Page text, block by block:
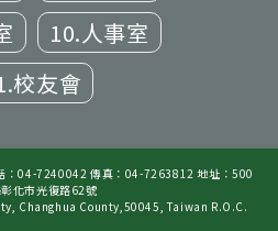
10.人事室
校友會
：04-7240042 傳真：04-7263812 地址：500
化市光復路62號
Changhua County,50045, Taiwan R.O.C.